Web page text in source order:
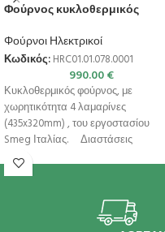
Φούρνος κυκλοθερμικός
Φούρνοι Ηλεκτρικοί
Κωδικός: HRC01.01.078.0001
990.00€
Κυκλοθερμικός φούρνος, με
χωρητικότητα 4 λαμαρίνες
(435x320mm) , του εργοστασίου
Smeg Ιταλίας. Διαστάσεις
602x580x537(h)mm Χωρητικότητα 4
λαμαρίνες (435x320mm)